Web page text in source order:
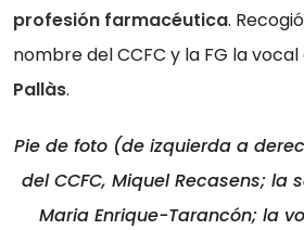
profesión farmacéutica.
nombre del CCFC y la FG la vocal
Pallàs.
Pie de foto (de izquierda a
del CCFC, Miquel Recasens; la
Maria Enrique-Tarancón; la